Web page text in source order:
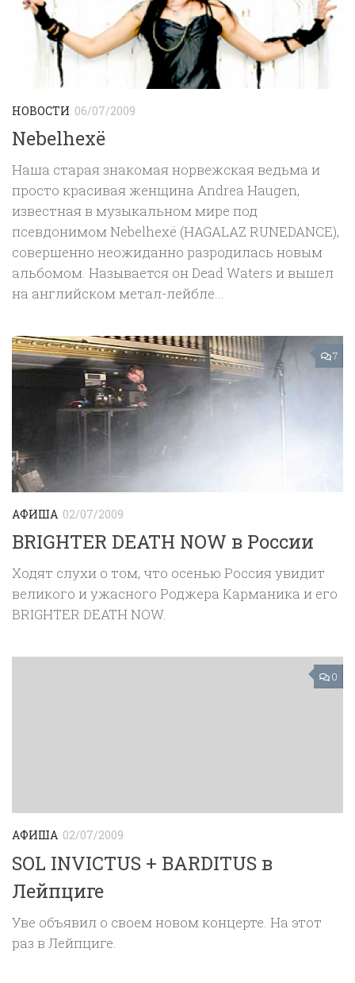
НОВОСТИ 06/07/2009
Nebelhexë
Наша старая знакомая норвежская ведьма и
просто красивая женщина Andrea Haugen,
известная в музыкальном мире под
псевдонимом Nebelhexë (HAGALAZ RUNEDANCE),
совершенно неожиданно разродилась новым
альбомом. Называется он Dead Waters и вышел
на английском метал-лейбле...
7
АФИША 02/07/2009
BRIGHTER DEATH NOW в России
Ходят слухи о том, что осенью Россия увидит
великого и ужасного Роджера Карманика и его
BRIGHTER DEATH NOW.
0
АФИША 02/07/2009
SOL INVICTUS + BARDITUS в
Лейпциге
Уве объявил о своем новом концерте. На этот
раз в Лейпциге.